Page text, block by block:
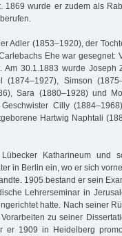
1869 wurde er zudem als
Adler (1853–1920), der
Ehe war gesegnet:
Am 30.1.1883 wurde Joseph
(1874–1927), Simson
Sara (1880–1928) und
Cilly
Hartwig Naphtali
Katharineum und
in Berlin ein, wo er sich
1905 bestand er sein
Lehrerseminar in
hatte. Nach seiner
zu seiner
er 1909 in Heidelberg